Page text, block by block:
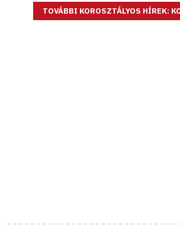
TOVÁBBI KOROSZTÁLYOS HÍREK: